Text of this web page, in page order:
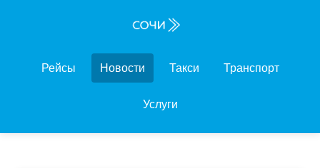
Рейсы Новости Такси Транспорт
Услуги